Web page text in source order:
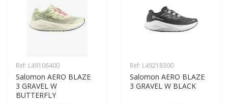
Ref: L49106400
Salomon AERO BLAZE
3 GRAVEL W
BUTTERFLY
Ref: L49218300
Salomon AERO BLAZE
3 GRAVEL W BLACK